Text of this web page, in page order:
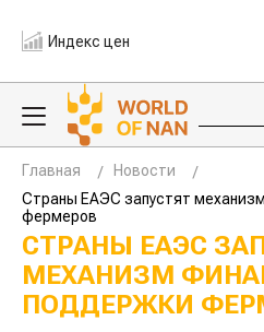
Индекс цен
Главная
Новости
Страны ЕАЭС запустят
фермеров
СТРАНЫ ЕАЭС
МЕХАНИЗМ
ПОДДЕРЖКИ